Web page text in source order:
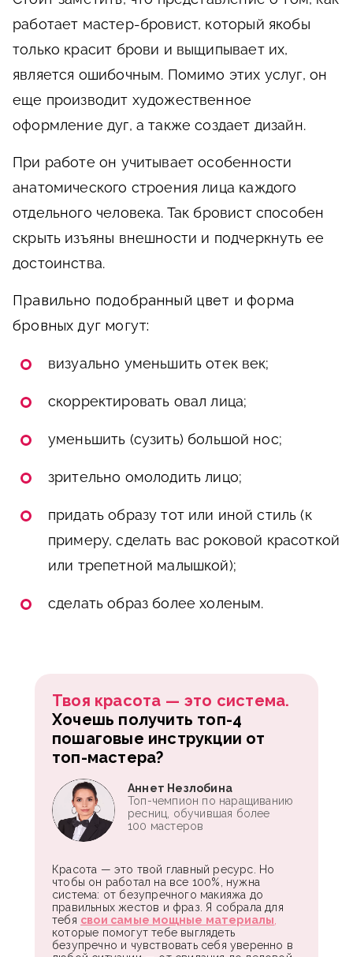
работает мастер-бровист, который якобы
только красит брови и выщипывает их,
является ошибочным. Помимо этих услуг, он
еще производит художественное
оформление дуг, а также создает дизайн.
При работе он учитывает особенности
анатомического строения лица каждого
отдельного человека. Так бровист способен
скрыть изъяны внешности и подчеркнуть ее
достоинства.
Правильно подобранный цвет и форма
бровных дуг могут:
визуально уменьшить отек век;
скорректировать овал лица;
уменьшить (сузить) большой нос;
зрительно омолодить лицо;
придать образу тот или иной стиль (к
примеру, сделать вас роковой красоткой
или трепетной малышкой);
сделать образ более холеным.
Твоя красота — это система.
Хочешь получить топ-4
пошаговые инструкции от
топ-мастера?
Красота — это твой главный ресурс. Но
чтобы он работал на все 100%, нужна
система: от безупречного макияжа до
правильных жестов и фраз. Я собрала для
тебя свои самые мощные материалы,
которые помогут тебе выглядеть
безупречно и чувствовать себя уверенно в
Аннет Незлобина
Топ-чемпион по наращиванию
ресниц, обучившая более
100 мастеров